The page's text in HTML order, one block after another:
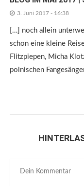
3. Juni 2017 - 16:38
[…] noch allein
schon eine kleine
Flitzpiepen, Micha
polnischen